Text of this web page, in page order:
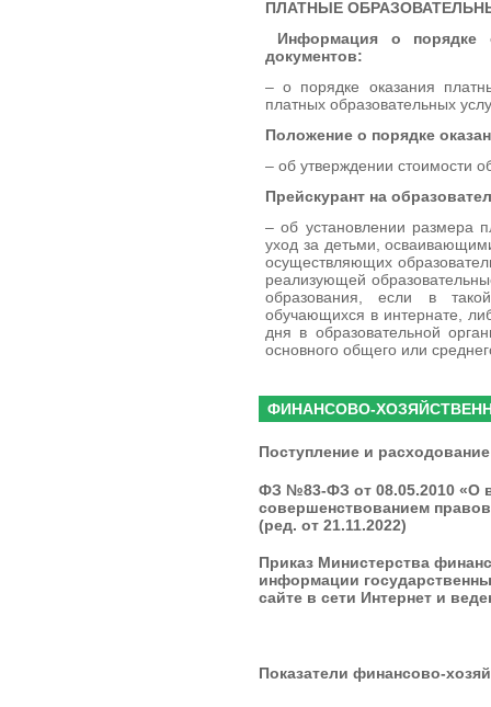
ПЛАТНЫЕ
Информация о порядке
документов:
– о порядке оказания
платных образовательных
Положение о порядке
– об утверждении стоимости
Прейскурант на
– об установлении размера
уход за детьми,
осуществляющих
реализующей
образования, если в
обучающихся в интернате,
дня в образовательной
основного общего или
ФИНАНСОВО-
Поступление и
ФЗ №83-ФЗ от 08.05.2010 «О
совершенствованием
(ред. от 21.11.2022)
Приказ Министерства
информации
сайте в сети Интернет и
Показатели финансово-